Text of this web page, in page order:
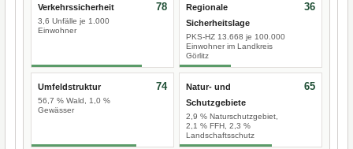
Verkehrssicherheit
3,6 Unfälle je 1.000
Einwohner
78
Regionale
Sicherheitslage
PKS-HZ 13.668 je 100.000
Einwohner im Landkreis
Görlitz
36
Umfeldstruktur
56,7 % Wald, 1,0 %
Gewässer
74
Natur- und
Schutzgebiete
2,9 % Naturschutzgebiet,
2,1 % FFH, 2,3 %
Landschaftsschutz
65